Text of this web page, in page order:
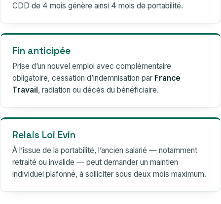
CDD de 4 mois génère ainsi 4 mois de portabilité.
Fin anticipée
Prise d’un nouvel emploi avec complémentaire
obligatoire, cessation d’indemnisation par France
Travail, radiation ou décès du bénéficiaire.
Relais Loi Evin
À l’issue de la portabilité, l’ancien salarié — notamment
retraité ou invalide — peut demander un maintien
individuel plafonné, à solliciter sous deux mois maximum.